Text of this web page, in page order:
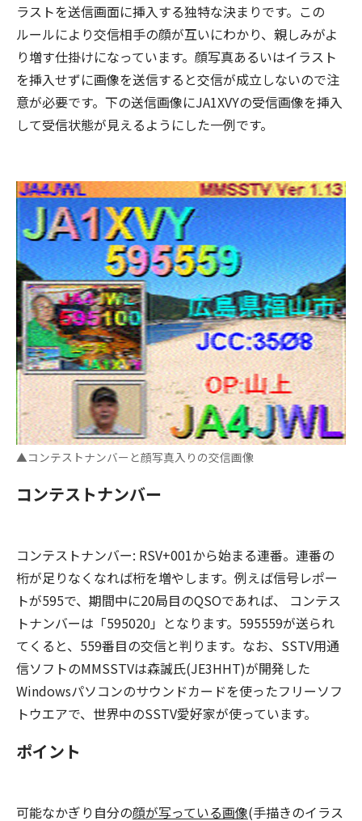
ラストを送信画面に挿入する独特な決まりです。この
ルールにより交信相手の顔が互いにわかり、親しみがよ
り増す仕掛けになっています。顔写真あるいはイラスト
を挿入せずに画像を送信すると交信が成立しないので注
意が必要です。下の送信画像にJA1XVYの受信画像を挿入
して受信状態が見えるようにした一例です。
▲コンテストナンバーと顔写真入りの交信画像
コンテストナンバー
コンテストナンバー: RSV+001から始まる連番。連番の
桁が足りなくなれば桁を増やします。例えば信号レポー
トが595で、期間中に20局目のQSOであれば、 コンテス
トナンバーは「595020」となります。595559が送られ
てくると、559番目の交信と判ります。なお、SSTV用通
信ソフトのMMSSTVは森誠氏(JE3HHT)が開発した
Windowsパソコンのサウンドカードを使ったフリーソフ
トウエアで、世界中のSSTV愛好家が使っています。
ポイント
可能なかぎり自分の顔が写っている画像(手描きのイラス